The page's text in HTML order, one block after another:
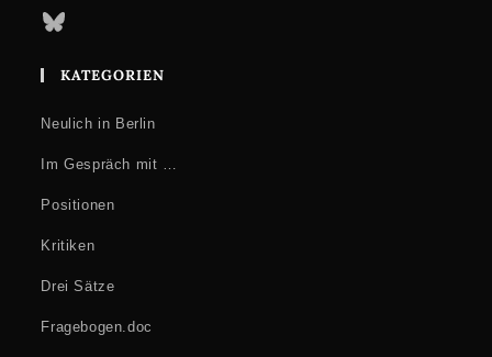
Bluesky
KATEGORIEN
Neulich in Berlin
Im Gespräch mit …
Positionen
Kritiken
Drei Sätze
Fragebogen.doc